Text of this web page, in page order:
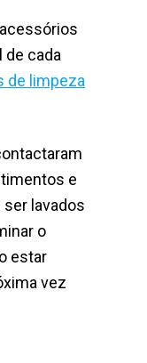
de cada
de limpeza
e
lavados
o
estar
vez